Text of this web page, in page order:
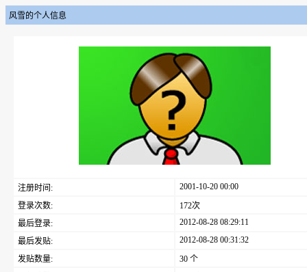
风雪的个人信息
注册时间:
2001-10-20 00:00
登录次数:
172次
最后登录:
2012-08-28 08:29:11
最后发贴:
2012-08-28 00:31:32
发贴数量:
30 个